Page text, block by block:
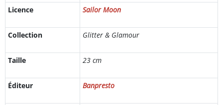
Licence
Sailor Moon
Collection Glitter & Glamour
Taille 23 cm
Éditeur Banpresto